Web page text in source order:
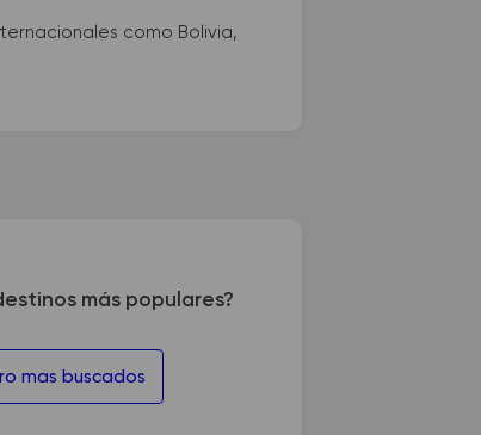
como Bolivia,
más populares?
mas buscados